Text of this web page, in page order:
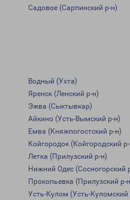
Садовое (Сарпинский р-н)
Водный (Ухта)
Яренск (Ленский р-н)
Эжва (Сыктывкар)
Айкино (Усть-Вымский р-н)
Емва (Княжпогостский р-н)
Койгородок (Койгородский
Летка (Прилузский р-н)
Нижний Одес (Сосногорский
Прокопьевка (Прилузский р-
Усть-Кулом (Усть-Куломский